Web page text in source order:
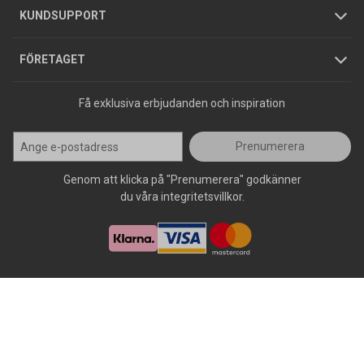
KUNDSUPPORT
Varumärken
FÖRETAGET
Jobba hos oss
Press
Få exklusiva erbjudanden och inspiration
Prenumerera
Genom att klicka på "Prenumerera" godkänner
du våra integritetsvillkor.